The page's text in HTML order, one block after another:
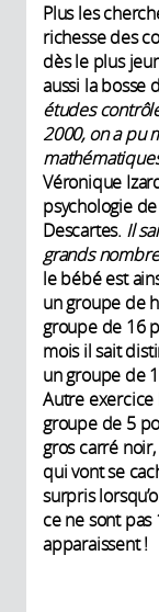
Plus les
richesse des
dès le plus
aussi la bosse
études
2000, on a pu
Véronique
psychologie
Descartes. Il
grands
le bébé est
un groupe de
groupe de 16
mois il sait
un groupe de
Autre exercice
groupe de 5
gros carré
qui vont se
surpris
ce ne sont
apparaissent !